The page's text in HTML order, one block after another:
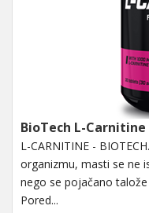
BioTech L-Carnitine
L-CARNITINE -
organizmu, masti se ne
nego se pojačano
Pored...